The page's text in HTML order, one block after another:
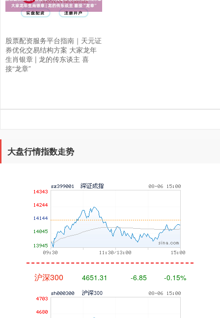
股票配资服务平台指南｜天元证
券优化交易结构方案 大家龙年
生肖银章 | 龙的传东谈主 喜
接“龙章”
大盘行情指数走势
上证综指 3900.35
深证成指
沪深300